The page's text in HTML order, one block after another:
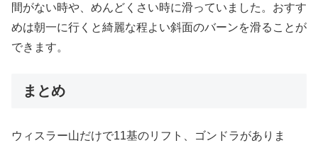
間がない時や、めんどくさい時に滑っていました。おすす
めは朝一に行くと綺麗な程よい斜面のバーンを滑ることが
できます。
まとめ
ウィスラー山だけで11基のリフト、ゴンドラがありま